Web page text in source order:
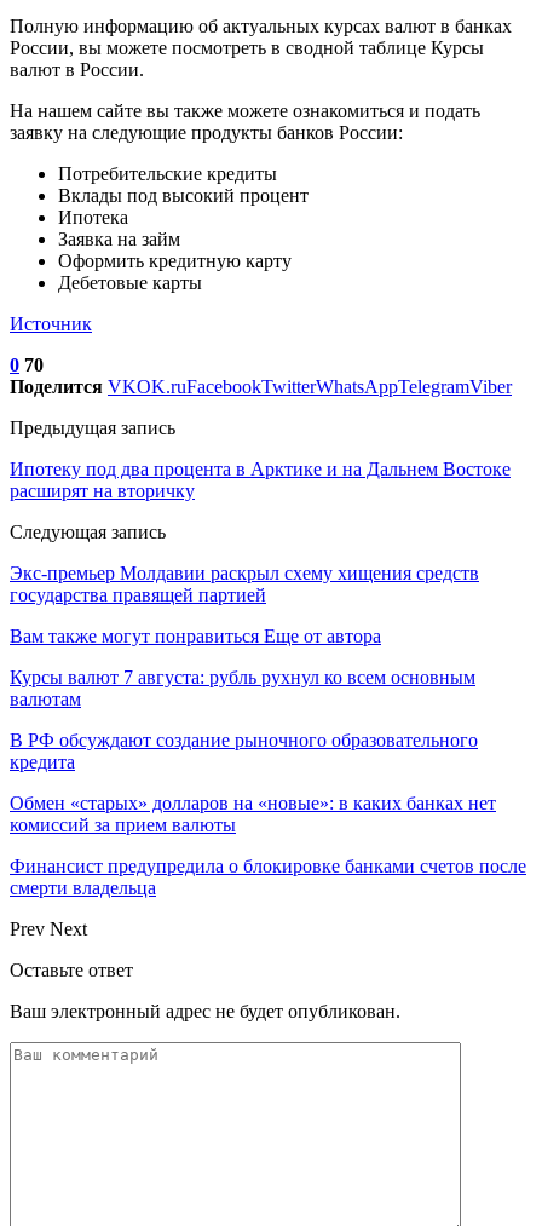
Полную информацию об актуальных курсах валют в банках
России, вы можете посмотреть в сводной таблице Курсы
валют в России.
На нашем сайте вы также можете ознакомиться и подать
заявку на следующие продукты банков России:
Потребительские кредиты
Вклады под высокий процент
Ипотека
Заявка на займ
Оформить кредитную карту
Дебетовые карты
Источник
0 70
Поделится VKOK.ruFacebookTwitterWhatsAppTelegramViber
Предыдущая запись
Ипотеку под два процента в Арктике и на Дальнем Востоке
расширят на вторичку
Следующая запись
Экс-премьер Молдавии раскрыл схему хищения средств
государства правящей партией
Вам также могут понравиться Еще от автора
Курсы валют 7 августа: рубль рухнул ко всем основным
валютам
В РФ обсуждают создание рыночного образовательного
кредита
Обмен «старых» долларов на «новые»: в каких банках нет
комиссий за прием валюты
Финансист предупредила о блокировке банками счетов после
смерти владельца
Prev Next
Оставьте ответ
Ваш электронный адрес не будет опубликован.